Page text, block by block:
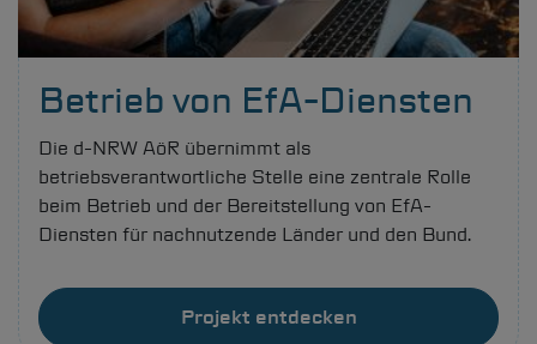
Betrieb von EfA-Diensten
Die d-NRWAöR übernimmt als
betriebsverantwortliche Stelle eine zentrale Rolle
beim Betrieb und der Bereitstellung von EfA-
Diensten für nachnutzende Länder und den Bund.
Projekt entdecken